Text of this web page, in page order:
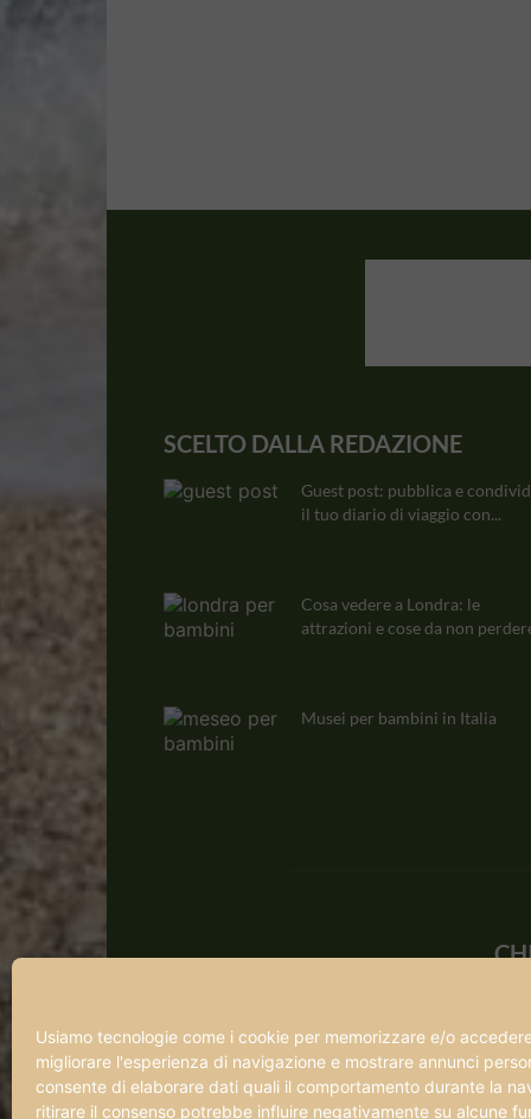
Usiamo tecnologie come i cookie per memorizzare e/o
migliorare l'esperienza di navigazione e mostrare annunci
consente di elaborare dati quali il comportamento durante la
ritirare il consenso potrebbe influire negativamente su alcune
SCELTO DALLA REDAZIONE
Guest post: pubblica e
il tuo diario di viaggio con...
Cosa vedere a Londra: le
attrazioni e cose da non
Musei per bambini in Italia